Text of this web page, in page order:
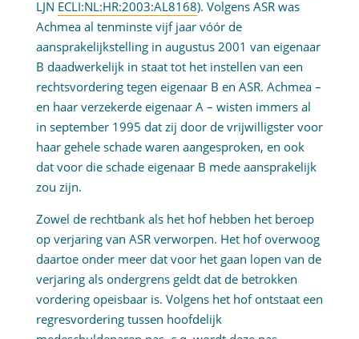
LJN ECLI:NL:HR:2003:AL8168). Volgens ASR was
Achmea al tenminste vijf jaar vóór de
aansprakelijkstelling in augustus 2001 van eigenaar
B daadwerkelijk in staat tot het instellen van een
rechtsvordering tegen eigenaar B en ASR. Achmea –
en haar verzekerde eigenaar A – wisten immers al
in september 1995 dat zij door de vrijwilligster voor
haar gehele schade waren aangesproken, en ook
dat voor die schade eigenaar B mede aansprakelijk
zou zijn.
Zowel de rechtbank als het hof hebben het beroep
op verjaring van ASR verworpen. Het hof overwoog
daartoe onder meer dat voor het gaan lopen van de
verjaring als ondergrens geldt dat de betrokken
vordering opeisbaar is. Volgens het hof ontstaat een
regresvordering tussen hoofdelijk